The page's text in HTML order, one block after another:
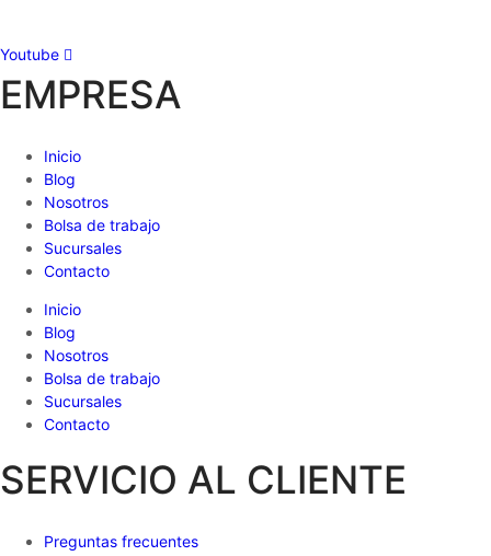
Youtube
EMPRESA
Inicio
Blog
Nosotros
Bolsa de trabajo
Sucursales
Contacto
Inicio
Blog
Nosotros
Bolsa de trabajo
Sucursales
Contacto
SERVICIO AL CLIENTE
Preguntas frecuentes